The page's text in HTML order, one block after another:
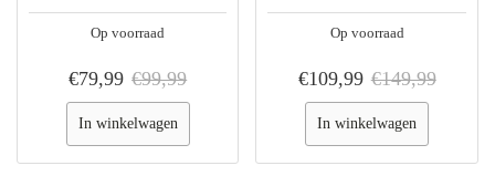
Op voorraad
€79,99 €99,99
In winkelwagen
Op voorraad
€109,99 €149,99
In winkelwagen